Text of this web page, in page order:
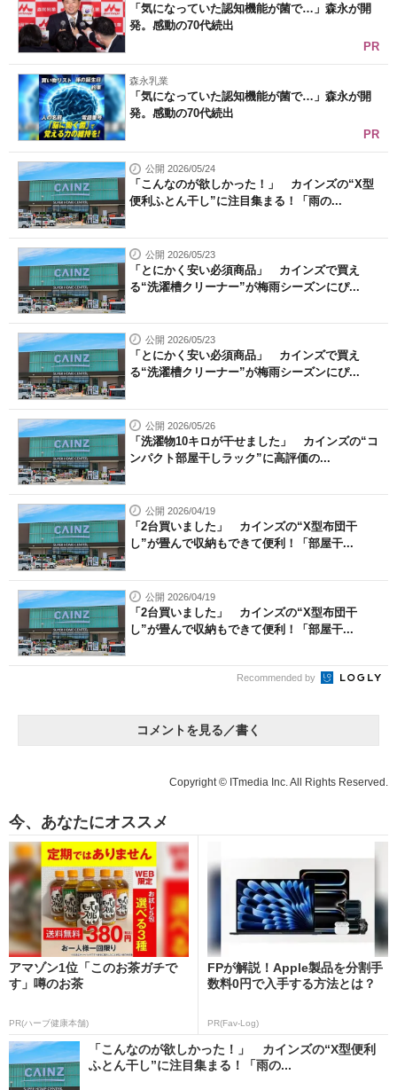
「気になっていた認知機能が菌で…」森永が開
発。感動の70代続出
PR
森永乳業
「気になっていた認知機能が菌で…」森永が開
発。感動の70代続出
PR
公開 2026/05/24
「こんなのが欲しかった！」 カインズの“X型
便利ふとん干し”に注目集まる！「雨の...
公開 2026/05/23
「とにかく安い必須商品」 カインズで買え
る“洗濯槽クリーナー”が梅雨シーズンにぴ...
公開 2026/05/23
「とにかく安い必須商品」 カインズで買え
る“洗濯槽クリーナー”が梅雨シーズンにぴ...
公開 2026/05/26
「洗濯物10キロが干せました」 カインズの“コ
ンパクト部屋干しラック”に高評価の...
公開 2026/04/19
「2台買いました」 カインズの“X型布団干
し”が畳んで収納もできて便利！「部屋干...
公開 2026/04/19
「2台買いました」 カインズの“X型布団干
し”が畳んで収納もできて便利！「部屋干...
Recommended by
コメントを見る／書く
Copyright © ITmedia Inc. All Rights Reserved.
今、あなたにオススメ
アマゾン1位「このお茶ガチで
す」噂のお茶
PR(ハーブ健康本舗)
FPが解説！Apple製品を分割手
数料0円で入手する方法とは？
PR(Fav-Log)
「こんなのが欲しかった！」 カインズの“X型便利
ふとん干し”に注目集まる！「雨の...